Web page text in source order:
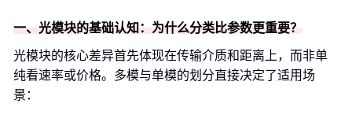
一、光模块的基础认知：为什么分类比参数更重要？
光模块的核心差异首先体现在传输介质和距离上，而非单
纯看速率或价格。多模与单模的划分直接决定了适用场
景：